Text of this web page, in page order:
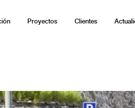
Proyectos Clientes